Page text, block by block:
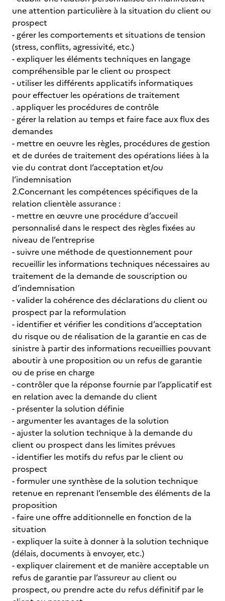
une attention particulière à la situation du client ou
prospect
- gérer les comportements et situations de tension
(stress, conflits, agressivité, etc.)
- expliquer les éléments techniques en langage
compréhensible par le client ou prospect
- utiliser les différents applicatifs informatiques
pour effectuer les opérations de traitement
. appliquer les procédures de contrôle
- gérer la relation au temps et faire face aux flux des
demandes
- mettre en oeuvre les règles, procédures de gestion
et de durées de traitement des opérations liées à la
vie du contrat dont l’acceptation et/ou
l’indemnisation
2.Concernant les compétences spécifiques de la
relation clientèle assurance :
- mettre en œuvre une procédure d’accueil
personnalisé dans le respect des règles fixées au
niveau de l’entreprise
- suivre une méthode de questionnement pour
recueillir les informations techniques nécessaires au
traitement de la demande de souscription ou
d’indemnisation
- valider la cohérence des déclarations du client ou
prospect par la reformulation
- identifier et vérifier les conditions d’acceptation
du risque ou de réalisation de la garantie en cas de
sinistre à partir des informations recueillies pouvant
aboutir à une proposition ou un refus de garantie
ou de prise en charge
- contrôler que la réponse fournie par l’applicatif est
en relation avec la demande du client
- présenter la solution définie
- argumenter les avantages de la solution
- ajuster la solution technique à la demande du
client ou prospect dans les limites prévues
- identifier les motifs du refus par le client ou
prospect
- formuler une synthèse de la solution technique
retenue en reprenant l’ensemble des éléments de la
proposition
- faire une offre additionnelle en fonction de la
situation
- expliquer la suite à donner à la solution technique
(délais, documents à envoyer, etc.)
- expliquer clairement et de manière acceptable un
refus de garantie par l’assureur au client ou
prospect, ou prendre acte du refus définitif par le